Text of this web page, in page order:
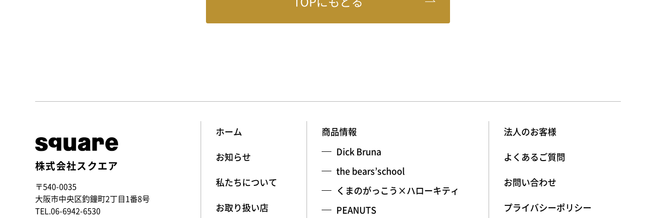
株式会社スクエア
〒540-0035
大阪市中央区釣鐘町2丁目1番8号
TEL.06-6942-6530
ホーム
お知らせ
私たちについて
お取り扱い店
商品情報
Dick Bruna
the bears’school
くまのがっこう×ハローキティ
PEANUTS
法人のお客様
よくあるご質問
お問い合わせ
プライバシーポリシー